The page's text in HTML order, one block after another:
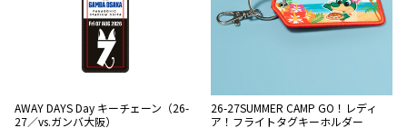
AWAY DAYS Day キーチェーン（26-
27／vs.ガンバ大阪）
26-27SUMMER CAMP GO！レディ
ア！フライトタグキーホルダー